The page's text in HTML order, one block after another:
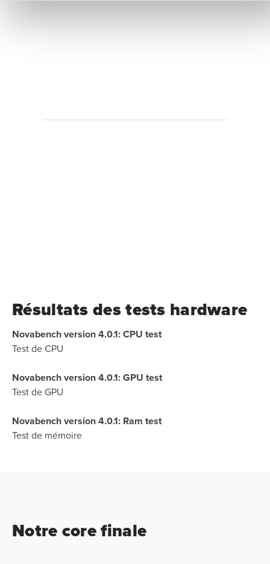
Résultats des tests hardware
Novabench version 4.0.1: CPU test
Test de CPU
Novabench version 4.0.1: GPU test
Test de GPU
Novabench version 4.0.1: Ram test
Test de mémoire
Notre core finale